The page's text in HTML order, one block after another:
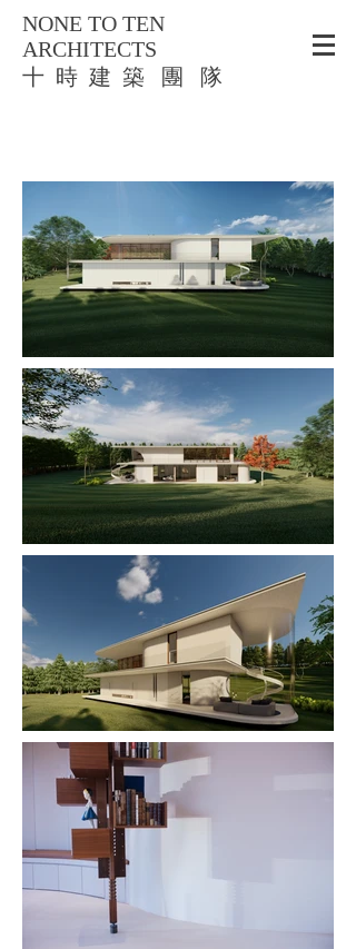
NONE TO TEN
ARCHITECTS
​十 時 建 築 團 隊